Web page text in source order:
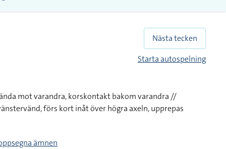
Nästa tecken
Starta autospelning
mot varandra, korskontakt bakom varandra //
förs kort inåt över högra axeln, upprepas
ämnen